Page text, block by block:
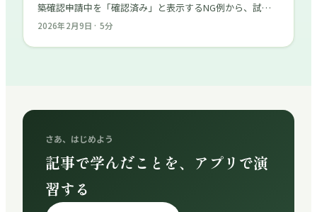
築確認申請中を「確認済み」と表示するNG例から、試験
で狙われる複合問題まで、間違いやすい事例を攻略しよ
2026年2月9日 · 5分
さあ、はじめよう
記事で学んだことを、アプリで演
習する